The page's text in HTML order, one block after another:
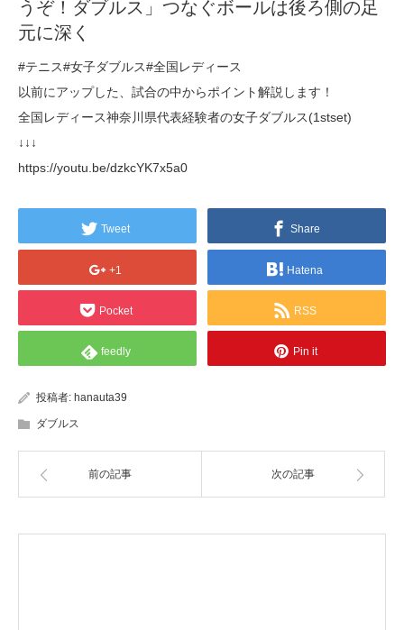
うぞ！ダブルス」つなぐボールは後ろ側の足
元に深く
#テニス#女子ダブルス#全国レディース
以前にアップした、試合の中からポイント解説します！
全国レディース神奈川県代表経験者の女子ダブルス(1stset)
↓↓↓
https://youtu.be/dzkcYK7x5a0
Tweet Share
+1 Hatena
Pocket RSS
feedly Pin it
投稿者: hanauta39
ダブルス
前の記事 次の記事